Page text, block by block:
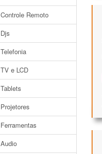
Controle Remoto
Djs
Telefonia
TV e LCD
Tablets
Projetores
Ferramentas
Audio